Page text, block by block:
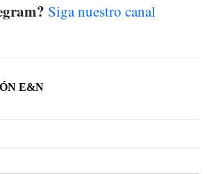
Siga nuestro canal
E&N